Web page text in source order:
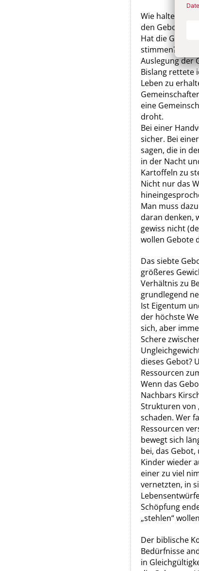
Wie halten
den Geboten?
Hat die
stimmen?
Auslegung der
Bislang rettete
Leben zu
eine
droht.
Bei einer
sicher. Bei
sagen, die in
in der Nacht
Kartoffeln zu
Nicht nur das
Man muss
daran denken,
gewiss nicht
wollen Gebote
Das siebte
größeres
Verhältnis zu
grundlegend
Ist Eigentum
der höchste
sich, aber
Schere
dieses Gebot?
Ressourcen
Wenn das
Nachbars
Strukturen von
schaden. Wer
Ressourcen
bewegt sich
bei, das
Kinder wieder
einer zu viel
vernetzten, in
Schöpfung
„stehlen“
Der biblische
Bedürfnisse
in